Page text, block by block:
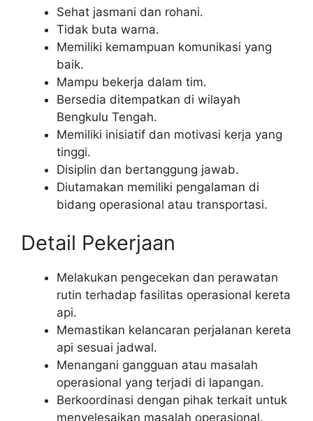
Sehat jasmani dan rohani.
Tidak buta warna.
Memiliki kemampuan komunikasi yang
baik.
Mampu bekerja dalam tim.
Bersedia ditempatkan di wilayah
Bengkulu Tengah.
Memiliki inisiatif dan motivasi kerja yang
tinggi.
Disiplin dan bertanggung jawab.
Diutamakan memiliki pengalaman di
bidang operasional atau transportasi.
Detail Pekerjaan
Melakukan pengecekan dan perawatan
rutin terhadap fasilitas operasional kereta
api.
Memastikan kelancaran perjalanan kereta
api sesuai jadwal.
Menangani gangguan atau masalah
operasional yang terjadi di lapangan.
Berkoordinasi dengan pihak terkait untuk
menyelesaikan masalah operasional.